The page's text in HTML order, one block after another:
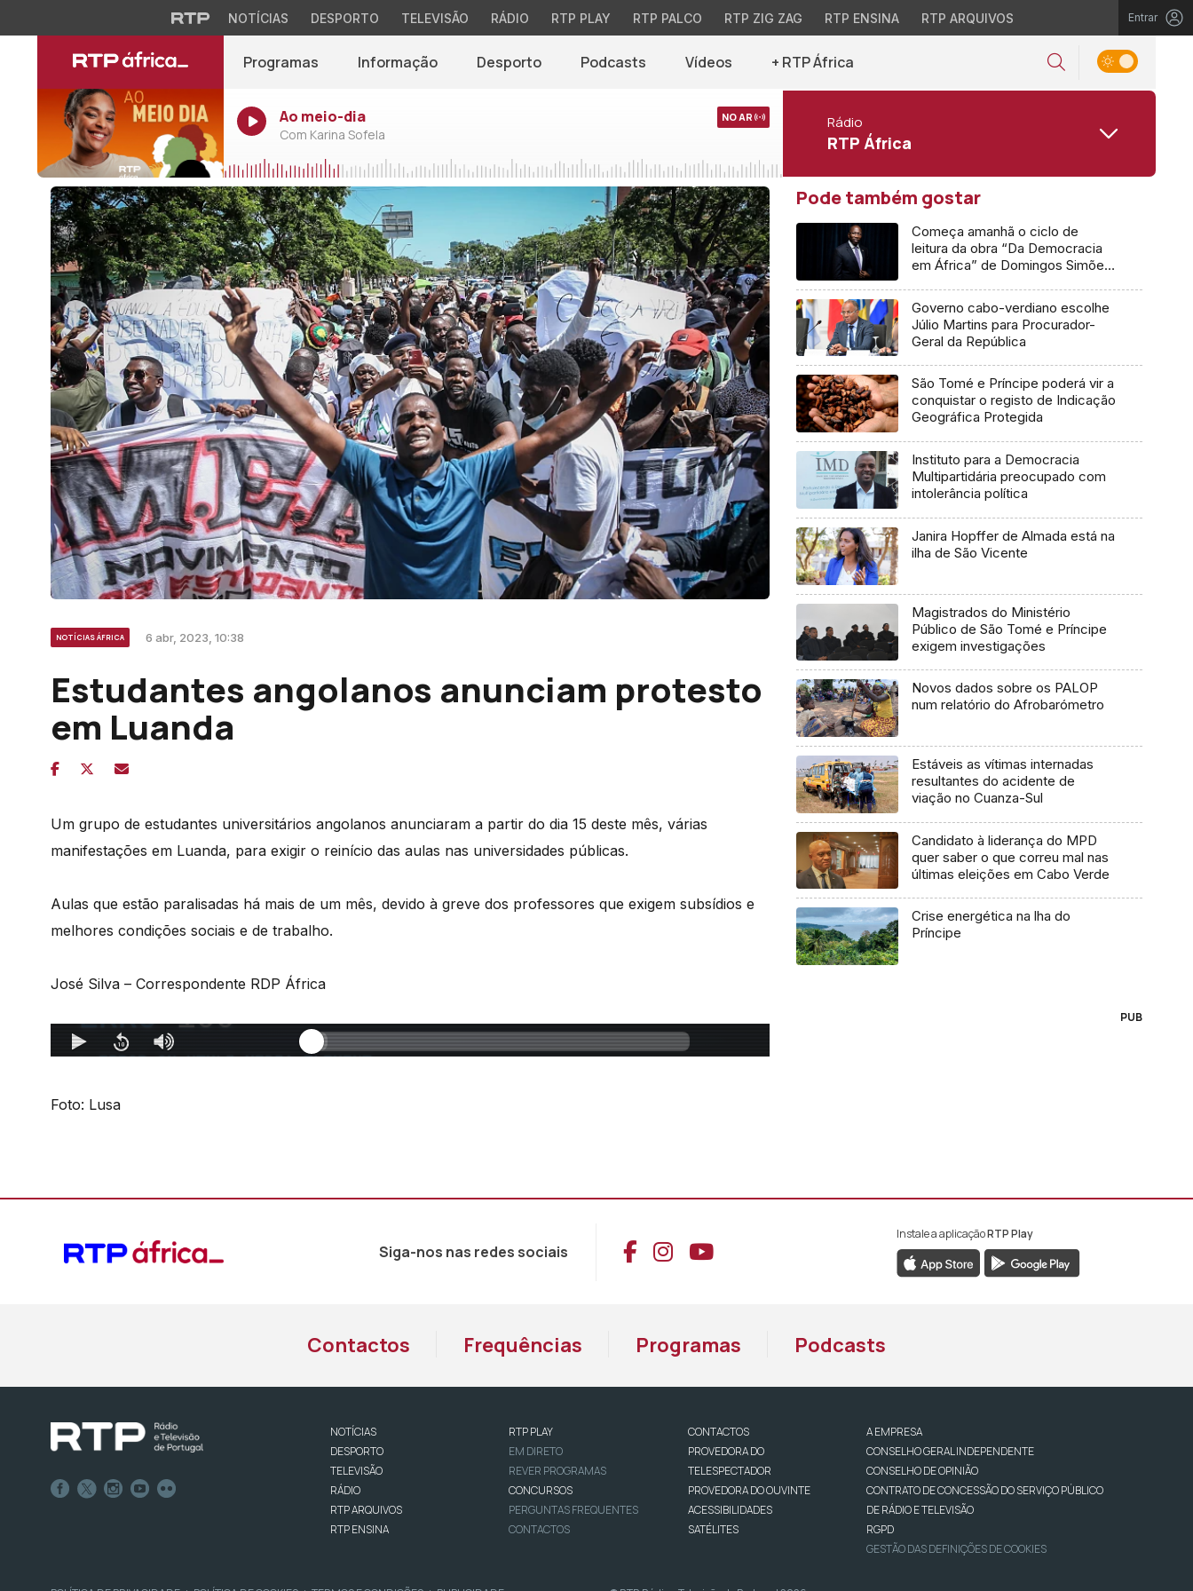
NOTÍCIAS DESPORTO TELEVISÃO RÁDIO RTP PLAY RTP PALCO RTP ZIG ZAG RTP ENSINA RTP ARQUIVOS Entrar
Programas Informação Desporto Podcasts Vídeos + RTP África
Ao meio-dia
Com Karina Sofela
NO AR Rádio
RTP África
NOTÍCIAS ÁFRICA 6 abr, 2023, 10:38
Estudantes angolanos anunciam protesto
em Luanda
Um grupo de estudantes universitários angolanos anunciaram a partir do dia 15 deste mês, várias
manifestações em Luanda, para exigir o reinício das aulas nas universidades públicas.
Aulas que estão paralisadas há mais de um mês, devido à greve dos professores que exigem subsídios e
melhores condições sociais e de trabalho.
José Silva – Correspondente RDP África
Foto: Lusa
Pode também gostar
Começa amanhã o ciclo de
leitura da obra “Da Democracia
em África” de Domingos Simões
Governo cabo-verdiano escolhe
Júlio Martins para Procurador-
Geral da República
São Tomé e Príncipe poderá vir a
conquistar o registo de Indicação
Geográfica Protegida
Instituto para a Democracia
Multipartidária preocupado com
intolerância política
Janira Hopffer de Almada está na
ilha de São Vicente
Magistrados do Ministério
Público de São Tomé e Príncipe
exigem investigações
Novos dados sobre os PALOP
num relatório do Afrobarómetro
Estáveis as vítimas internadas
resultantes do acidente de
viação no Cuanza-Sul
Candidato à liderança do MPD
quer saber o que correu mal nas
últimas eleições em Cabo Verde
Crise energética na lha do
Príncipe
PUB
Siga-nos nas redes sociais Aceder ao Facebook da RTP África
Aceder ao Instagram da RTP África
Aceder ao YouTube da RTP África
Instale a aplicaçãoRTP Play
Contactos Frequências Programas Podcasts
NOTÍCIAS
DESPORTO
TELEVISÃO
RÁDIO
RTP ARQUIVOS
RTP ENSINA
RTP PLAY
EM DIRETO
REVER PROGRAMAS
CONCURSOS
PERGUNTAS FREQUENTES
CONTACTOS
CONTACTOS
PROVEDORA DO
TELESPECTADOR
PROVEDORA DO OUVINTE
ACESSIBILIDADES
SATÉLITES
A EMPRESA
CONSELHO GERAL INDEPENDENTE
CONSELHO DE OPINIÃO
CONTRATO DE CONCESSÃO DO SERVIÇO PÚBLICO
DE RÁDIO E TELEVISÃO
RGPD
GESTÃO DAS DEFINIÇÕES DE COOKIES